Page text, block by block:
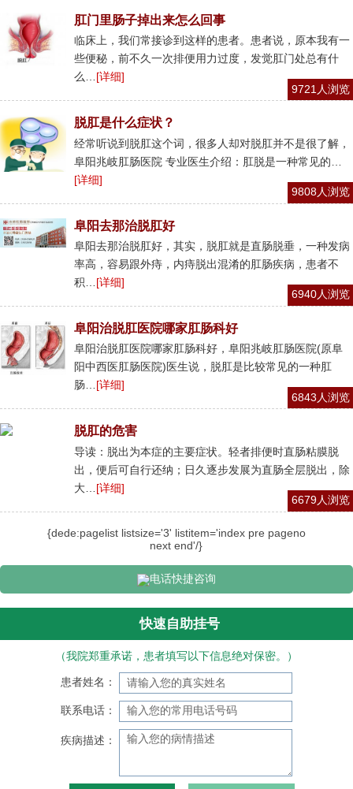
肛门里肠子掉出来怎么回事
临床上，我们常接诊到这样的患者。患者说，原本我有一
些便秘，前不久一次排便用力过度，发觉肛门处总有什
么…[详细]
9721人浏览
脱肛是什么症状？
经常听说到脱肛这个词，很多人却对脱肛并不是很了解，
阜阳兆岐肛肠医院 专业医生介绍：肛脱是一种常见的…
[详细]
9808人浏览
阜阳去那治脱肛好
阜阳去那治脱肛好，其实，脱肛就是直肠脱垂，一种发病
率高，容易跟外痔，内痔脱出混淆的肛肠疾病，患者不
积… [详细]
6940人浏览
阜阳治脱肛医院哪家肛肠科好
阜阳治脱肛医院哪家肛肠科好，阜阳兆岐肛肠医院(原阜
阳中西医肛肠医院)医生说，脱肛是比较常见的一种肛
肠…[详细]
6843人浏览
脱肛的危害
导读：脱出为本症的主要症状。轻者排便时直肠粘膜脱
出，便后可自行还纳；日久逐步发展为直肠全层脱出，除
大… [详细]
6679人浏览
{dede:pagelist listsize='3' listitem='index pre pageno
next end'/}
电话快捷咨询
快速自助挂号
（我院郑重承诺，患者填写以下信息绝对保密。）
患者姓名：
联系电话：
疾病描述：